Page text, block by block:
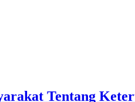
Tentang